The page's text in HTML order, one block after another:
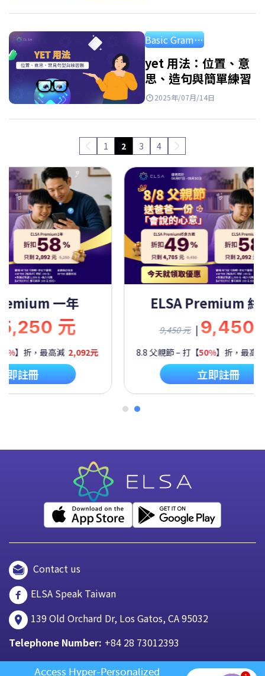
Basic Grammar
yet 用法：位置、意
思、造句與簡單練習
2025年/07月/14日
1 2 3 4
一年
元
】折，最高減 2,092元
即註冊
ELSA Premium 終
9,450 元 | 9,450
8.8 父親節 – 打【50%】折，最高
立即註冊
Contact us
ELSA Speak Taiwan
139 Old Orchard Dr, Los Gatos, CA 95032
Telephone Number: +84 28 73012393
Access Hyper-Personalized